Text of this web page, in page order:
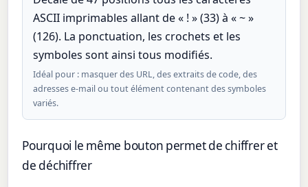
ASCII imprimables allant de « ! » (33) à « ~ »
(126). La ponctuation, les crochets et les
symboles sont ainsi tous modifiés.
Idéal pour : masquer des URL, des extraits de code, des
adresses e-mail ou tout élément contenant des symboles
variés.
Pourquoi le même bouton permet de chiffrer et
de déchiffrer